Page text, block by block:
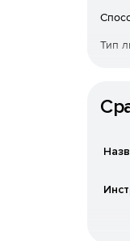
Тип